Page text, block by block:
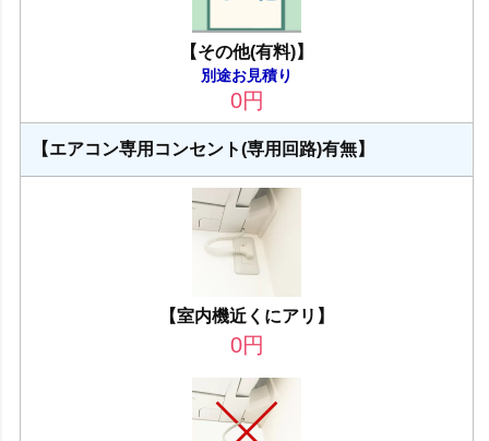
【その他(有料)】
別途お見積り
0円
【エアコン専用コンセント(専用回路)有無】
【室内機近くにアリ】
0円